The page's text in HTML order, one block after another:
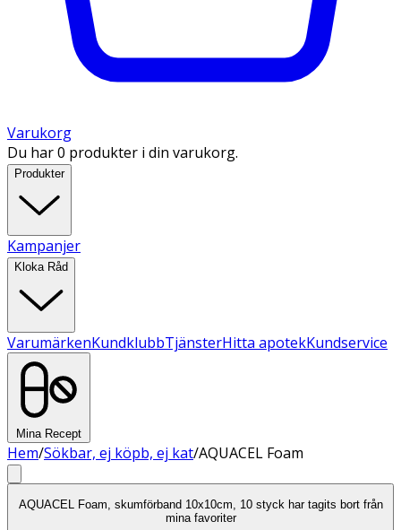
Varukorg
Du har 0 produkter i din varukorg.
Produkter
Kampanjer
Kloka Råd
VarumärkenKundklubbTjänsterHitta apotekKundservice
Mina Recept
Hem/Sökbar, ej köpb, ej kat/AQUACEL Foam
AQUACEL Foam, skumförband 10x10cm, 10 styck har tagits bort från
mina favoriter